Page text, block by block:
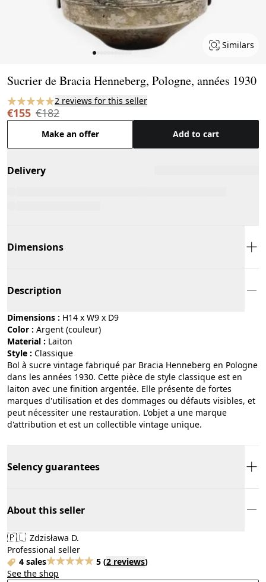
Similars
Sucrier de Bracia Henneberg, Pologne, années 1930
2 reviews for this seller
€155 €182
Make an offer Add to cart
Delivery
Dimensions
Description
Dimensions : H14 x W9 x D9
Color :
argent (couleur)
Material :
laiton
Style :
classique
Bol à sucre vintage fabriqué par Bracia Henneberg en Pologne
dans les années 1930. Cette pièce de style classique est en
laiton avec une finition argentée. Elle présente de fortes
marques d'utilisation et des dommages ou défauts visibles, et
peut nécessiter une restauration. L'objet a une marque
d'attribution et est un collectible vintage unique.
Selency guarantees
About this seller
🇵🇱 Zdzisława D.
Professional seller
4 sales
5 (2 reviews)
See the shop